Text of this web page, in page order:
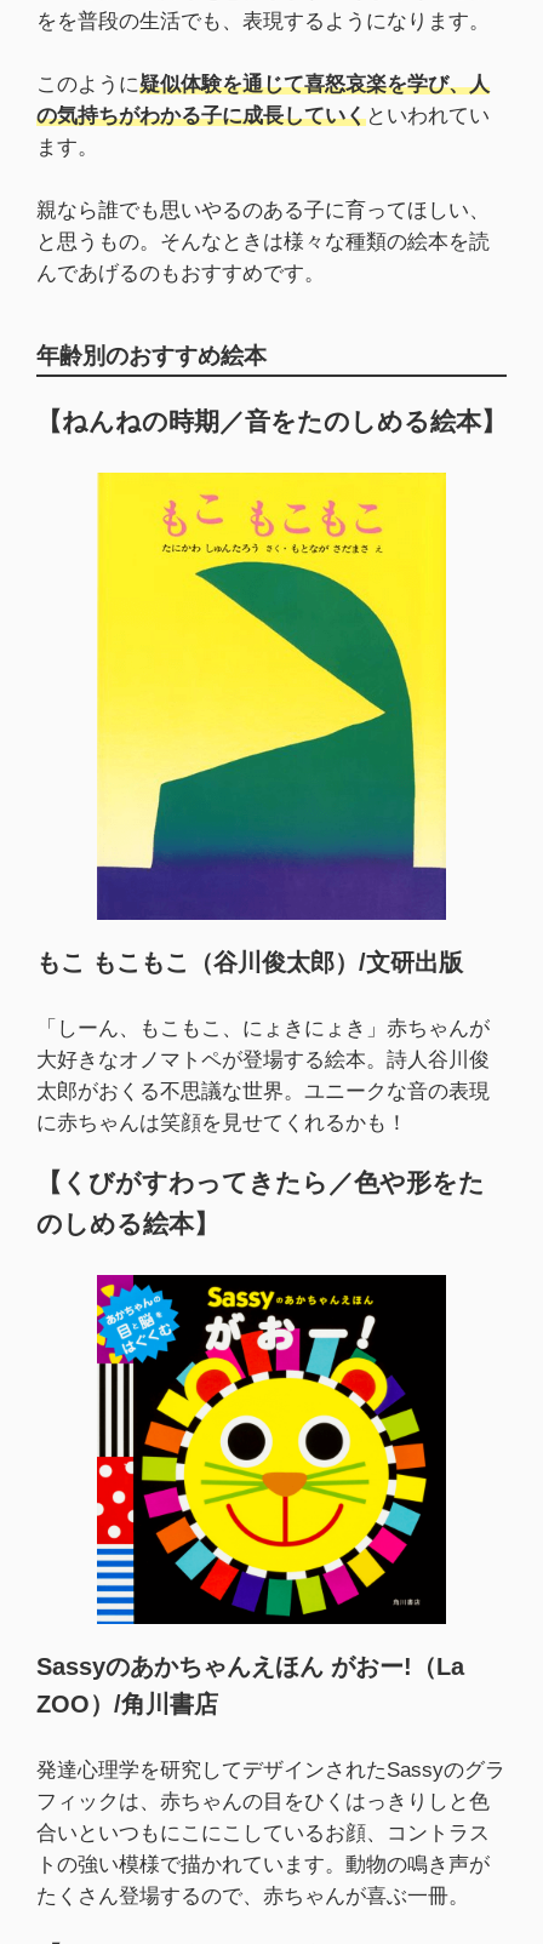
をを普段の生活でも、表現するようになります。
このように疑似体験を通じて喜怒哀楽を学び、人
の気持ちがわかる子に成長していくといわれてい
ます。
親なら誰でも思いやるのある子に育ってほしい、
と思うもの。そんなときは様々な種類の絵本を読
んであげるのもおすすめです。
年齢別のおすすめ絵本
【ねんねの時期／音をたのしめる絵本】
もこ もこもこ（谷川俊太郎）/文研出版
「しーん、もこもこ、にょきにょき」赤ちゃんが
大好きなオノマトペが登場する絵本。詩人谷川俊
太郎がおくる不思議な世界。ユニークな音の表現
に赤ちゃんは笑顔を見せてくれるかも！
【くびがすわってきたら／色や形をた
のしめる絵本】
Sassyのあかちゃんえほん がおー!（La
ZOO）/角川書店
発達心理学を研究してデザインされたSassyのグラ
フィックは、赤ちゃんの目をひくはっきりしと色
合いといつもにこにこしているお顔、コントラス
トの強い模様で描かれています。動物の鳴き声が
たくさん登場するので、赤ちゃんが喜ぶ一冊。